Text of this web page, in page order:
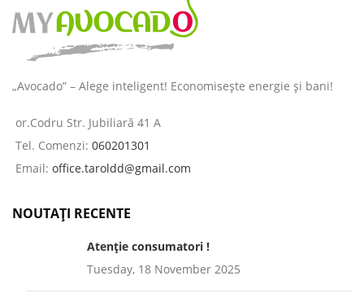
„Avocado” – Alege inteligent! Economisește energie și bani!
or.Codru Str. Jubiliară 41 A
Tel. Comenzi: 060201301
Email: office.taroldd@gmail.com
NOUTAȚI RECENTE
Atenție consumatori !
Tuesday, 18 November 2025